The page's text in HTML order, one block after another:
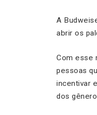
A
abrir os
Com esse
pessoas
incentivar
dos